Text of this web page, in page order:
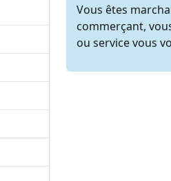
Vous êtes
commerçant,
ou service vous